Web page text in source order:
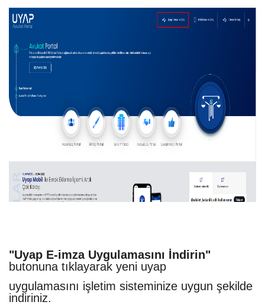
"Uyap E-imza Uygulamasını İndirin"
butonuna tıklayarak yeni uyap
uygulamasını işletim sisteminize uygun şekilde
indiriniz.